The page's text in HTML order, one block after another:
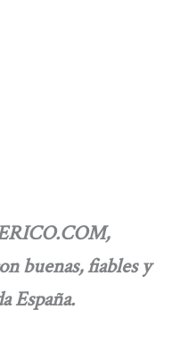
buenas, fiables y
España.